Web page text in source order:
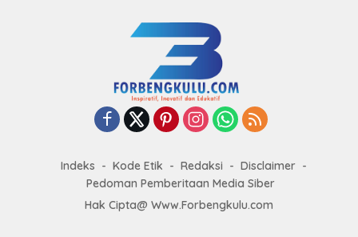
Indeks Kode Etik Redaksi
Disclaimer
Pedoman Pemberitaan Media Siber
Hak Cipta@ Www.Forbengkulu.com